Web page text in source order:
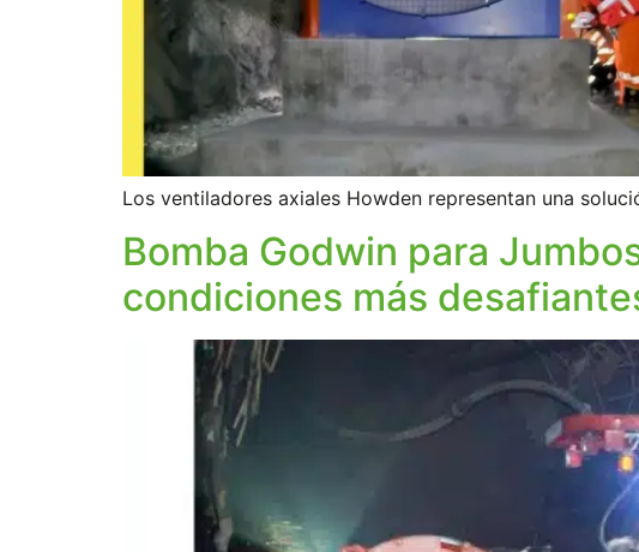
Los ventiladores axiales Howden representan una
Bomba Godwin para
condiciones más